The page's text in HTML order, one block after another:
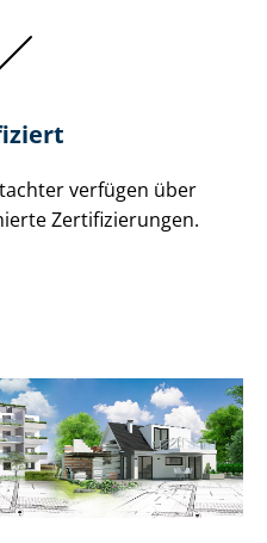
verfügen über
Zer­ti­fi­zie­run­gen.